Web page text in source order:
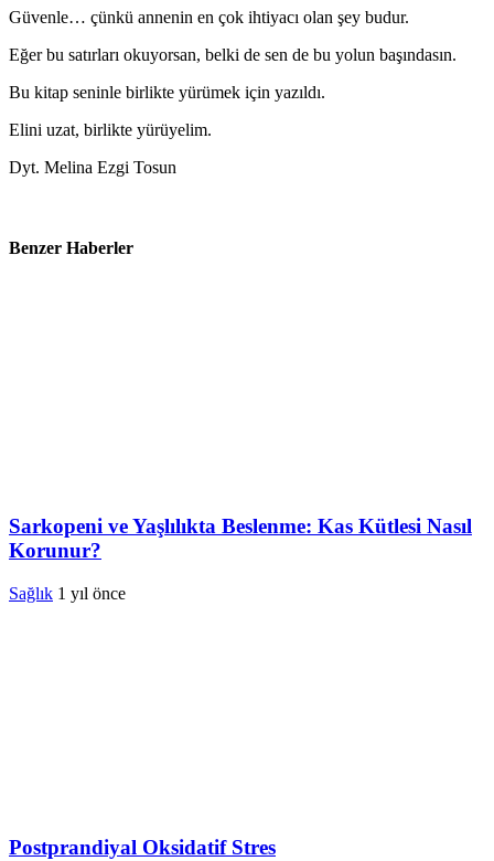
Güvenle… çünkü annenin en çok ihtiyacı olan şey budur.
Eğer bu satırları okuyorsan, belki de sen de bu yolun başındasın.
Bu kitap seninle birlikte yürümek için yazıldı.
Elini uzat, birlikte yürüyelim.
Dyt. Melina Ezgi Tosun
Benzer Haberler
Sarkopeni ve Yaşlılıkta Beslenme: Kas Kütlesi Nasıl
Korunur?
Sağlık 1 yıl önce
Postprandiyal Oksidatif Stres